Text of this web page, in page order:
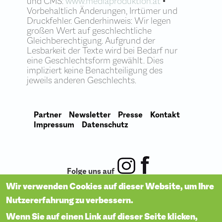
Josef Fröhlich Saal
Josef Poestion Saal
Galerie & Ausstellungssaal
Terrasse mit Seminarturm
Ballett & Tanzstudio
Weihnachtsfeiern
Adventzeit
Vorbehaltlich Änderungen, Irrtümer und
Druckfehler. Genderhinweis: Wir legen
großen Wert auf geschlechtliche
Gleichberechtigung. Aufgrund der
Lesbarkeit der Texte wird bei Bedarf nur
eine Geschlechtsform gewählt. Dies
impliziert keine Benachteiligung des
jeweils anderen Geschlechts.
Partner Newsletter Presse
Kontakt
Impressum
Datenschutz
Folge uns auf
Wir verwenden Cookies auf dieser Website, um Ihre
Nutzererfahrung zu verbessern.
Wenn Sie auf einen Link auf dieser Seite klicken,